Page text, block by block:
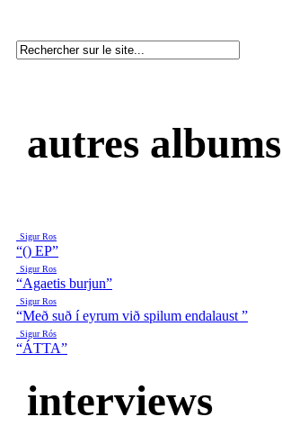
autres albums
Sigur Ros
“() EP”
Sigur Ros
“Agaetis burjun”
Sigur Ros
“Með suð í eyrum við spilum endalaust ”
Sigur Rós
“ÁTTA”
interviews